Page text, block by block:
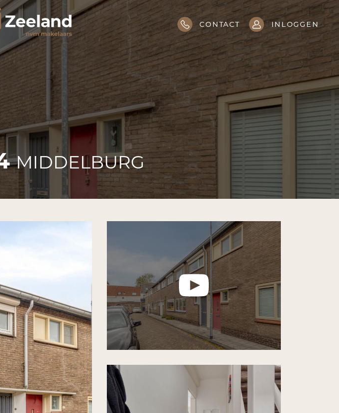
contact inloggen
MIDDELBURG